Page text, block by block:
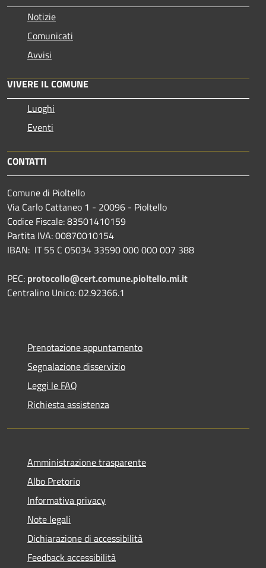
Notizie
Comunicati
Avvisi
VIVERE IL COMUNE
Luoghi
Eventi
CONTATTI
Comune di Pioltello
Via Carlo Cattaneo 1 - 20096 - Pioltello
Codice Fiscale: 83501410159
Partita IVA: 00870010154
IBAN: IT 55 C 05034 33590 000 000 007 388
PEC: protocollo@cert.comune.pioltello.mi.it
Centralino Unico: 02.92366.1
Prenotazione appuntamento
Segnalazione disservizio
Leggi le FAQ
Richiesta assistenza
Amministrazione trasparente
Albo Pretorio
Informativa privacy
Note legali
Dichiarazione di accessibilità
Feedback accessibilità